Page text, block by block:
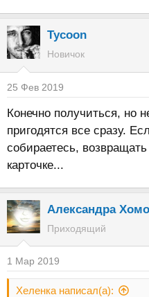
Tycoon
Новичок
25 Фев 2019
Конечно получиться, но
пригодятся все сразу.
собираетесь,
карточке...
Александра
Приходящий
1 Мар 2019
Хеленка написал(а):